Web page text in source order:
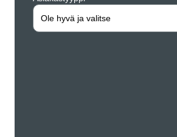
Ole hyvä ja valitse